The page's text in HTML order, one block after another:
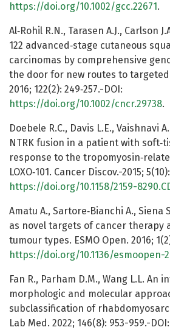
https://doi.org/10.1002/gcc.22671 .
Al‐Rohil R.N., Tarasen A.J., Carlson
122 advanced‐stage cutaneous
carcinomas by comprehensive
the door for new routes to targeted
2016; 122(2): 249‐257.-DOI:
https://doi.org/10.1002/cncr.29738.
Doebele R.C., Davis L.E., Vaishnavi
NTRK fusion in a patient with
response to the
LOXO‐101. Cancer Discov.-2015;
https://doi.org/10.1158/2159-
Amatu A., Sartore‐Bianchi A., Siena
as novel targets of cancer therapy
tumour types. ESMO Open. 2016;
https://doi.org/10.1136/esmoopen-
Fan R., Parham D.M., Wang L.L. An
morphologic and molecular
subclassification of
Lab Med. 2022; 146(8): 953-959.-DOI: